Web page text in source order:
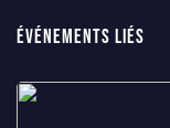
Événements liés